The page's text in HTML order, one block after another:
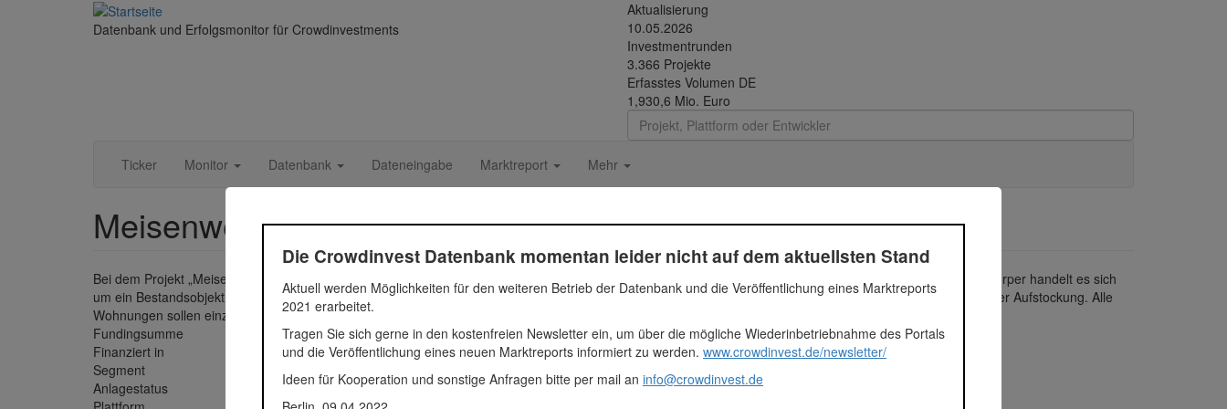
Datenbank und Erfolgsmonitor für Crowdinvestments
Aktualisierung
10.05.2026
Investmentrunden
3.366 Projekte
Erfasstes Volumen DE
1,930,6 Mio. Euro
Ticker Monitor Datenbank Dateneingabe Marktreport Mehr
Meisenweg 6
Bei dem Projekt „Meisenweg 6‘‘ handelt es sich um eine Liegenschaft in Graz, bei der zwei Baukörper und eine Tiefgarage errichtet werden. Bei einem Baukörper handelt es sich
um ein Bestandsobjekt, das umgebaut und aufgestockt wird. Insgesamt entstehen 7 Wohneinheiten im Neubau und 3 Wohneinheiten aus dem Umbau und der Aufstockung. Alle
Wohnungen sollen einzeln abverkauft werden, wobei es derzeit eine Vorverwertungsquote von 55% gibt.
Fundingsumme
350.000 Euro
Finanziert in
2020
Segment
Anlagestatus
Aktiv
Die Crowdinvest Datenbank momentan leider nicht auf dem aktuellsten Stand
Aktuell werden Möglichkeiten für den weiteren Betrieb der Datenbank und die Veröffentlichung eines Marktreports
2021 erarbeitet.
Tragen Sie sich gerne in den kostenfreien Newsletter ein, um über die mögliche Wiederinbetriebnahme des Portals
und die Veröffentlichung eines neuen Marktreports informiert zu werden. www.crowdinvest.de/newsletter/
Ideen für Kooperation und sonstige Anfragen bitte per mail an info@crowdinvest.de